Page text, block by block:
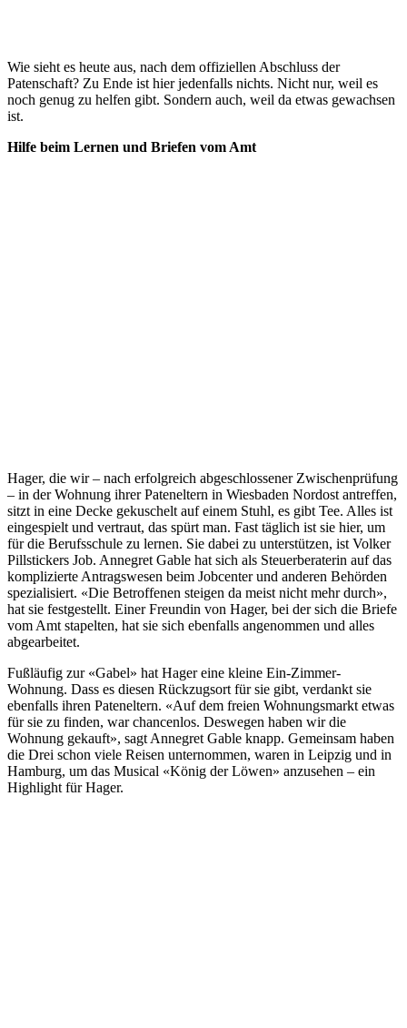
Wie sieht es heute aus, nach dem offiziellen Abschluss der
Patenschaft? Zu Ende ist hier jedenfalls nichts. Nicht nur, weil es
noch genug zu helfen gibt. Sondern auch, weil da etwas gewachsen
ist.
Hilfe beim Lernen und Briefen vom Amt
Hager, die wir – nach erfolgreich abgeschlossener Zwischenprüfung
– in der Wohnung ihrer Pateneltern in Wiesbaden Nordost antreffen,
sitzt in eine Decke gekuschelt auf einem Stuhl, es gibt Tee. Alles ist
eingespielt und vertraut, das spürt man. Fast täglich ist sie hier, um
für die Berufsschule zu lernen. Sie dabei zu unterstützen, ist Volker
Pillstickers Job. Annegret Gable hat sich als Steuerberaterin auf das
komplizierte Antragswesen beim Jobcenter und anderen Behörden
spezialisiert. «Die Betroffenen steigen da meist nicht mehr durch»,
hat sie festgestellt. Einer Freundin von Hager, bei der sich die Briefe
vom Amt stapelten, hat sie sich ebenfalls angenommen und alles
abgearbeitet.
Fußläufig zur «Gabel» hat Hager eine kleine Ein-Zimmer-
Wohnung. Dass es diesen Rückzugsort für sie gibt, verdankt sie
ebenfalls ihren Pateneltern. «Auf dem freien Wohnungsmarkt etwas
für sie zu finden, war chancenlos. Deswegen haben wir die
Wohnung gekauft», sagt Annegret Gable knapp. Gemeinsam haben
die Drei schon viele Reisen unternommen, waren in Leipzig und in
Hamburg, um das Musical «König der Löwen» anzusehen – ein
Highlight für Hager.